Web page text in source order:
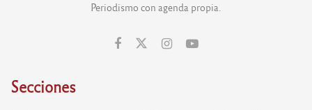
Periodismo con agenda propia.
Secciones